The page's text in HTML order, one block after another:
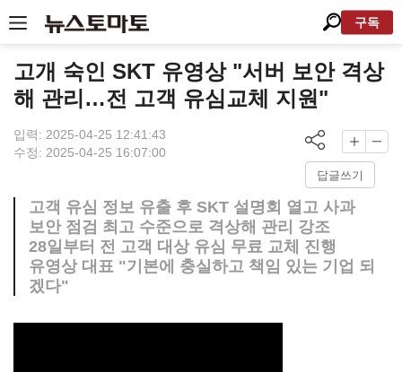
구독
고개 숙인 SKT 유영상 "서버 보안 격상
해 관리…전 고객 유심교체 지원"
입력: 2025-04-25 12:41:43
수정: 2025-04-25 16:07:00
답글쓰기
고객 유심 정보 유출 후 SKT 설명회 열고 사과
보안 점검 최고 수준으로 격상해 관리 강조
28일부터 전 고객 대상 유심 무료 교체 진행
유영상 대표 "기본에 충실하고 책임 있는 기업 되
겠다"